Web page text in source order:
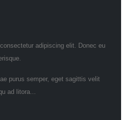
adipiscing elit. Donec eu
purus semper, eget sagittis velit
ad litora...